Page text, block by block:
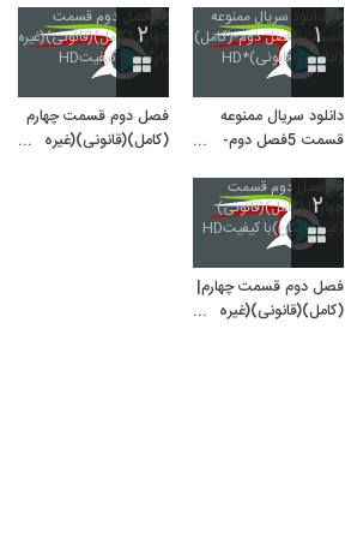
۱
دانلود سریال ممنوعه
قسمت 5فصل دوم-
(قانونی)*HD
۲
فصل دوم قسمت چهارم
(کامل)(قانونی)(غیره
۲
فصل دوم قسمت چهارم|
(کامل)(قانونی)(غیره